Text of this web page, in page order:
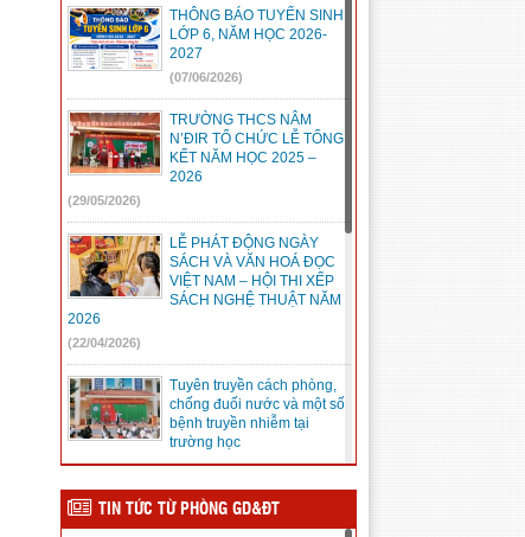
THÔNG BÁO TUYỂN SINH
LỚP 6, NĂM HỌC 2026-
2027
(07/06/2026)
TRƯỜNG THCS NÂM
N’ĐIR TỔ CHỨC LỄ TỔNG
KẾT NĂM HỌC 2025 –
2026
(29/05/2026)
LỄ PHÁT ĐỘNG NGÀY
SÁCH VÀ VĂN HOÁ ĐỌC
VIỆT NAM – HỘI THI XẾP
SÁCH NGHỆ THUẬT NĂM
2026
(22/04/2026)
Tuyên truyền cách phòng,
chống đuối nước và một số
bệnh truyền nhiễm tại
trường học
(22/04/2026)
TRƯỜNG THCS NÂM
N’ĐIR TỔ CHỨC CUỘC
TIN TỨC TỪ PHÒNG GD&ĐT